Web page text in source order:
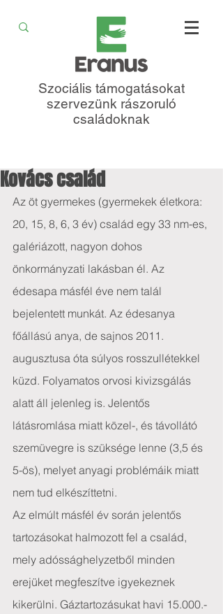
Szociális támogatásokat
szervezünk rászoruló
családoknak
Kovács család
Az öt gyermekes (gyermekek életkora:
20, 15, 8, 6, 3 év) család egy 33 nm-es,
galériázott, nagyon dohos
önkormányzati lakásban él. Az
édesapa másfél éve nem talál
bejelentett munkát. Az édesanya
főállású anya, de sajnos 2011.
augusztusa óta súlyos rosszullétekkel
küzd. Folyamatos orvosi kivizsgálás
alatt áll jelenleg is. Jelentős
látásromlása miatt közel-, és távollátó
szemüvegre is szüksége lenne (3,5 és
5-ös), melyet anyagi problémáik miatt
nem tud elkészíttetni.
Az elmúlt másfél év során jelentős
tartozásokat halmozott fel a család,
mely adóssághelyzetből minden
erejüket megfeszítve igyekeznek
kikerülni. Gáztartozásukat havi 15.000.-